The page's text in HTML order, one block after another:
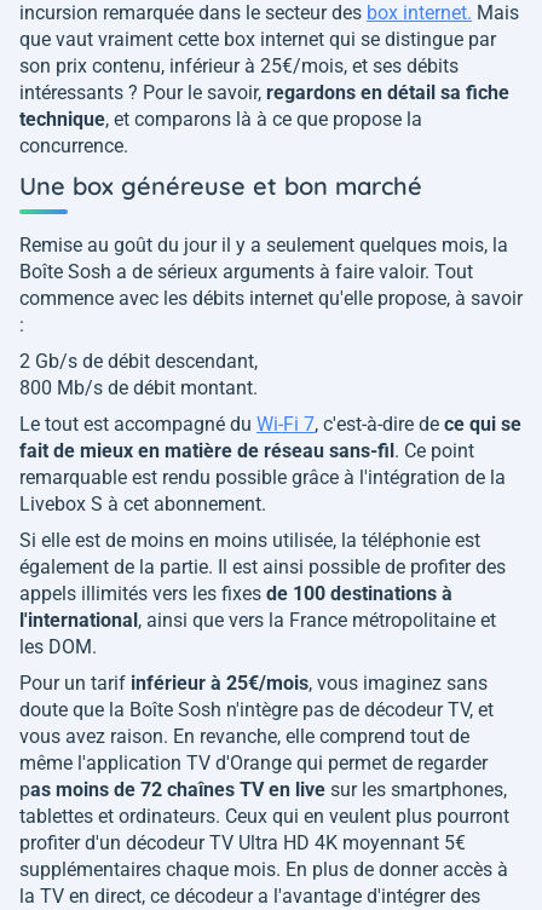
incursion remarquée dans le secteur des box internet. Mais
que vaut vraiment cette box internet qui se distingue par
son prix contenu, inférieur à 25€/mois, et ses débits
intéressants ? Pour le savoir, regardons en détail sa fiche
technique, et comparons là à ce que propose la
concurrence.
Une box généreuse et bon marché
Remise au goût du jour il y a seulement quelques mois, la
Boîte Sosh a de sérieux arguments à faire valoir. Tout
commence avec les débits internet qu'elle propose, à savoir
:
2 Gb/s de débit descendant,
800 Mb/s de débit montant.
Le tout est accompagné du Wi-Fi 7, c'est-à-dire de ce qui se
fait de mieux en matière de réseau sans-fil . Ce point
remarquable est rendu possible grâce à l'intégration de la
Livebox S à cet abonnement.
Si elle est de moins en moins utilisée, la téléphonie est
également de la partie. Il est ainsi possible de profiter des
appels illimités vers les fixes de 100 destinations à
l'international , ainsi que vers la France métropolitaine et
les DOM.
Pour un tarif inférieur à 25€/mois, vous imaginez sans
doute que la Boîte Sosh n'intègre pas de décodeur TV, et
vous avez raison. En revanche, elle comprend tout de
même l'application TV d'Orange qui permet de regarder
pas moins de 72 chaînes TV en live sur les smartphones,
tablettes et ordinateurs. Ceux qui en veulent plus pourront
profiter d'un décodeur TV Ultra HD 4K moyennant 5€
supplémentaires chaque mois. En plus de donner accès à
la TV en direct, ce décodeur a l'avantage d'intégrer des